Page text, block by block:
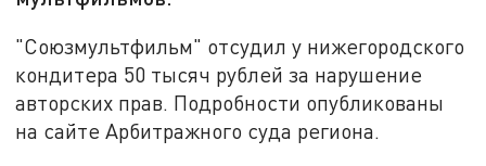
"Союзмультфильм" отсудил у нижегородского
кондитера 50 тысяч рублей за нарушение
авторских прав. Подробности опубликованы
на сайте Арбитражного суда региона.